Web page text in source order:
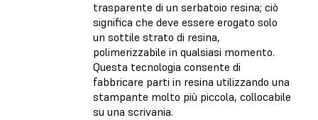
trasparente di un serbatoio resina; ciò
significa che deve essere erogato solo
un sottile strato di resina,
polimerizzabile in qualsiasi momento.
Questa tecnologia consente di
fabbricare parti in resina utilizzando una
stampante molto più piccola, collocabile
su una scrivania.